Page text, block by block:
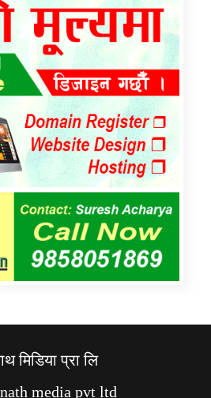
मिडिया प्रा लि
media pvt ltd